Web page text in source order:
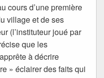
cours d’une première
village et de ses
(l’instituteur joué par
que les
à décrire
» éclairer des faits qui